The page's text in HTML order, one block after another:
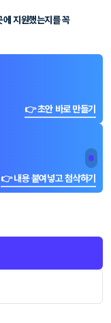
지원했는지를 꼭
👉 초안 바로 만들기
👉 내용 붙여넣고 첨삭하기